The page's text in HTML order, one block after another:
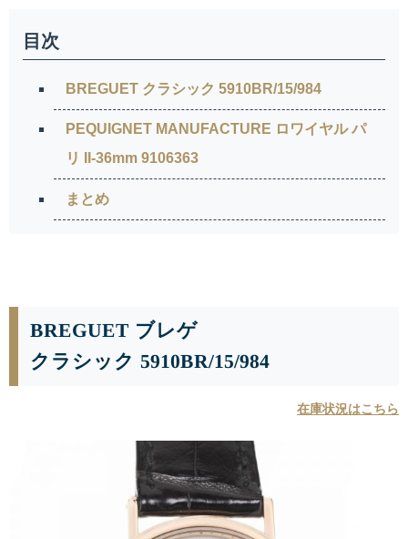
目次
BREGUET クラシック 5910BR/15/984
PEQUIGNET MANUFACTURE ロワイヤル パ
リ II-36mm 9106363
まとめ
BREGUET ブレゲ
クラシック 5910BR/15/984
在庫状況はこちら